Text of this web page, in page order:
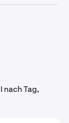
nach Tag,